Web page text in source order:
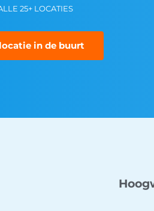
25+ LOCATIES
in de buurt